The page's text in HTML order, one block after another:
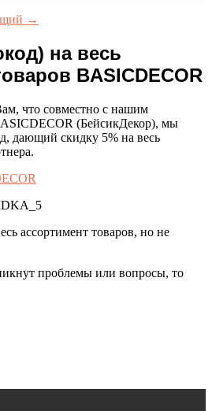
→
на весь
BASICDECOR
что совместно с нашим
(БейсикДекор), мы
дающий скидку 5% на весь
ассортимент товаров, но не
проблемы или вопросы, то